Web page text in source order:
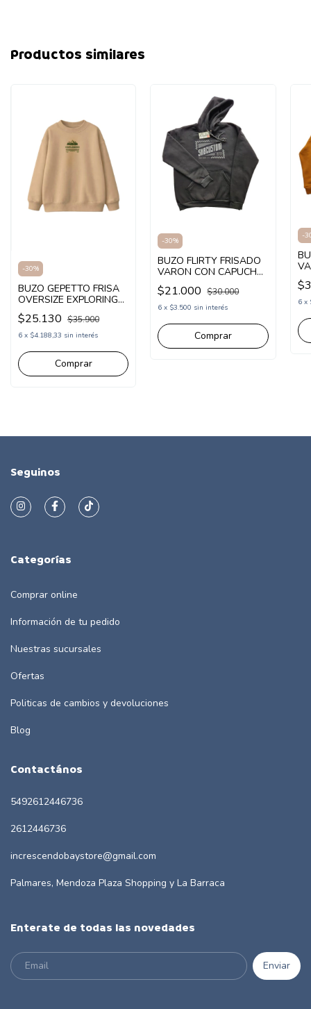
Productos similares
-30%
BUZO GEPETTO FRISA
OVERSIZE EXPLORING
(GT297322)
$25.130 $35.900
6 x $4.188,33 sin interés
Comprar
-30%
BUZO FLIRTY FRISADO
VARON CON CAPUCHA
ESTAMPA SK8CUSTOM
(FL25152)
$21.000 $30.000
6 x $3.500 sin interés
Comprar
-
6 x
Seguinos
Categorías
Comprar online
Información de tu pedido
Nuestras sucursales
Ofertas
Politicas de cambios y devoluciones
Blog
Contactános
5492612446736
2612446736
increscendobaystore@gmail.com
Palmares, Mendoza Plaza Shopping y La Barraca
Enterate de todas las novedades